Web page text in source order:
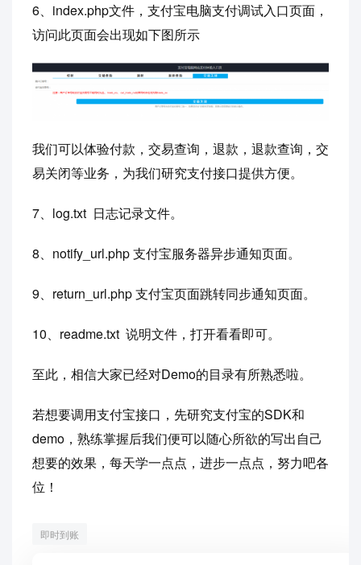
6、index.php文件，支付宝电脑支付调试入口页面，
访问此页面会出现如下图所示
我们可以体验付款，交易查询，退款，退款查询，交
易关闭等业务，为我们研究支付接口提供方便。
7、log.txt 日志记录文件。
8、notify_url.php 支付宝服务器异步通知页面。
9、return_url.php 支付宝页面跳转同步通知页面。
10、readme.txt 说明文件，打开看看即可。
至此，相信大家已经对Demo的目录有所熟悉啦。
若想要调用支付宝接口，先研究支付宝的SDK和
demo，熟练掌握后我们便可以随心所欲的写出自己
想要的效果，每天学一点点，进步一点点，努力吧各
位！
即时到账